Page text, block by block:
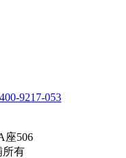
9217-053
座506
所有